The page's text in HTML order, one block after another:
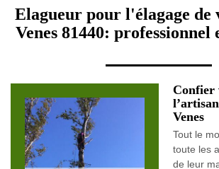
Elagueur pour l'élagage de
Venes 81440: professionnel
Confier
Venes
Tout le
toute les
de leur